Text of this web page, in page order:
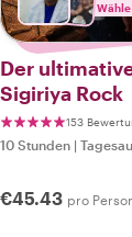
Der
Sigiriya Rock
153
10 Stunden |
€45.43 pro